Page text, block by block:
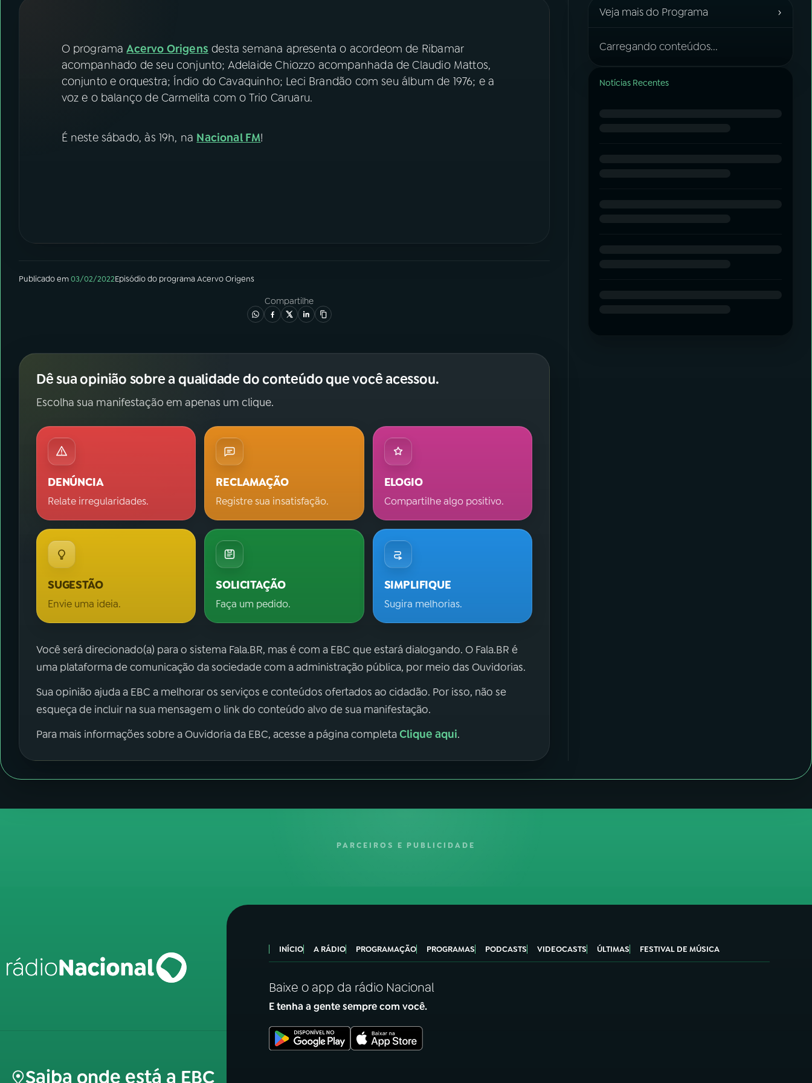
FESTIVAL DE MÚSICA
ACOMPANHE A RÁDIO NACIONAL
Instagram X
O programaAcervo Origens desta semana apresenta o acordeom de Ribamar
acompanhado de seu conjunto; Adelaide Chiozzo acompanhada de Claudio Mattos,
conjunto e orquestra; Índio do Cavaquinho; Leci Brandão com seu álbum de 1976; e a
voz e o balanço de Carmelita com o Trio Caruaru.
É neste sábado, às 19h, na Nacional FM!
Publicado em03/02/2022Episódiodo programaAcervo Origens
Compartilhe
Dê sua opinião sobre a qualidade do conteúdo que você acessou.
Escolha sua manifestação em apenas um clique.
DENÚNCIA
Relate irregularidades.
RECLAMAÇÃO
Registre sua insatisfação.
ELOGIO
Compartilhe algo positivo.
SUGESTÃO
Envie uma ideia.
SOLICITAÇÃO
Faça um pedido.
SIMPLIFIQUE
Sugira melhorias.
Você será direcionado(a) para o sistema Fala.BR, mas é com a EBC que estará dialogando. O Fala.BR é
uma plataforma de comunicação da sociedade com a administração pública, por meio das Ouvidorias.
Sua opinião ajuda a EBC a melhorar os serviços e conteúdos ofertados ao cidadão. Por isso, não se
esqueça de incluir na sua mensagem o link do conteúdo alvo de sua manifestação.
Para mais informações sobre a Ouvidoria da EBC, acesse a página completaClique aqui.
Veja mais do Programa ›
Carregando conteúdos...
Notícias Recentes
PARCEIROS E PUBLICIDADE
Saiba onde está a EBC
INÍCIO A RÁDIO PROGRAMAÇÃO PROGRAMAS PODCASTS VIDEOCASTS ÚLTIMAS FESTIVAL DE MÚSICA
Baixe o app da rádio Nacional
E tenha a gente sempre com você.